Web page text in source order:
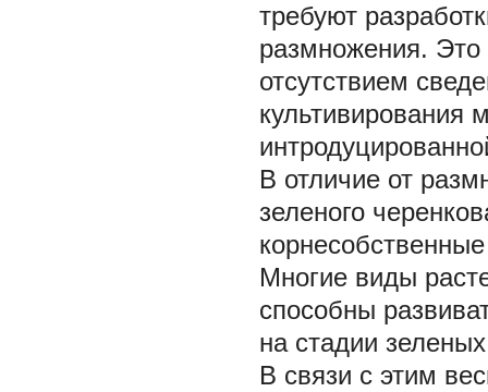
требуют
размножения. Это
отсутствием
культивирования
В отличие от
зеленого
Многие виды
способны
на стадии
В связи с этим